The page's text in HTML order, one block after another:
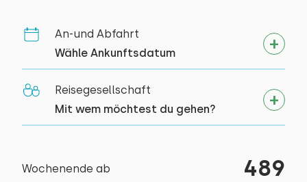
An-und Abfahrt
Wähle Ankunftsdatum
Reisegesellschaft
Mit wem möchtest du gehen?
Wochenende ab 489
Gartenmöbel
Umgebung
Kanu fahren
Reiten
Segeln
Spazieren
Rad fahren
Schwimmen